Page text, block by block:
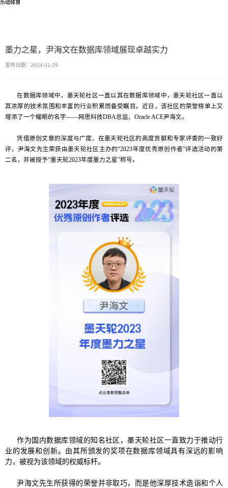
乐动体育
墨力之星，尹海文在数据库领域展现卓越实力
发布日期：2024-01-29
在数据库领域中，墨天轮社区一直以其在数据库领域中，墨天轮社区一直以
其浓厚的技术氛围和丰富的行业积累而备受瞩目。近日，该社区的荣誉榜单上又
增添了一个耀眼的名字——网思科技DBA总监、Oracle ACE尹海文。
凭借原创文章的深度与广度、在墨天轮社区的高度贡献和专家评委的一致好
评，尹海文先生荣获由墨天轮社区主办的“2023年度优秀原创作者”评选活动的第
二名，并被授予“墨天轮2023年度墨力之星”称号。
作为国内数据库领域的知名社区，墨天轮社区一直致力于推动行
业的发展和创新。由其所颁发的奖项在数据库领域具有深远的影响
力，被视为该领域的权威标杆。
尹海文先生所获得的荣誉并非取巧，而是他深厚技术造诣和个人